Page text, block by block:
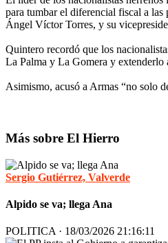
para tumbar el diferencial fiscal a las
Ángel Víctor Torres, y su
Quintero recordó que los
La Palma y La Gomera y extenderlo
Asimismo, acusó a Armas “no solo
Más sobre El Hierro
Sergio Gutiérrez, Valverde
Alpido se va; llega Ana
POLITICA · 18/03/2026 21:16:11